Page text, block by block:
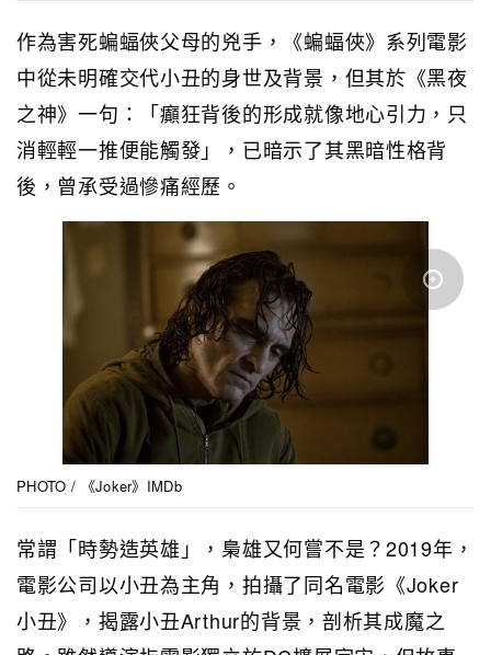
作為害死蝙蝠俠父母的兇手，《蝙蝠俠》系列電影
中從未明確交代小丑的身世及背景，但其於《黑夜
之神》一句：「癲狂背後的形成就像地心引力，只
消輕輕一推便能觸發」，已暗示了其黑暗性格背
後，曾承受過慘痛經歷。
PHOTO / 《Joker》IMDb
常謂「時勢造英雄」，梟雄又何嘗不是？2019年，
電影公司以小丑為主角，拍攝了同名電影《Joker
小丑》，揭露小丑Arthur的背景，剖析其成魔之